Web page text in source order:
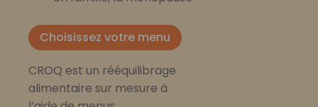
Choisissez votre menu
CROQ est un rééquilibrage
alimentaire sur mesure à